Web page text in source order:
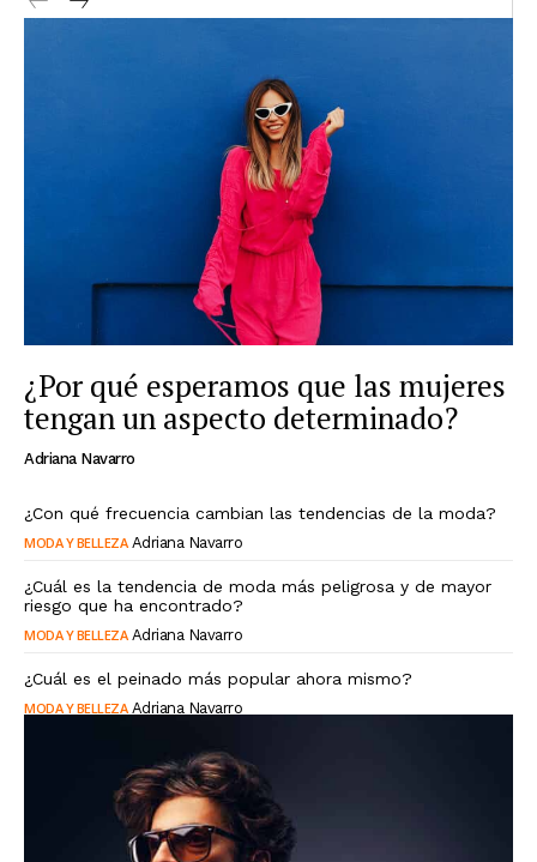
¿Por qué esperamos que las mujeres
tengan un aspecto determinado?
Adriana Navarro
¿Con qué frecuencia cambian las tendencias de la moda?
MODA Y BELLEZA Adriana Navarro
¿Cuál es la tendencia de moda más peligrosa y de mayor
riesgo que ha encontrado?
MODA Y BELLEZA Adriana Navarro
¿Cuál es el peinado más popular ahora mismo?
MODA Y BELLEZA Adriana Navarro